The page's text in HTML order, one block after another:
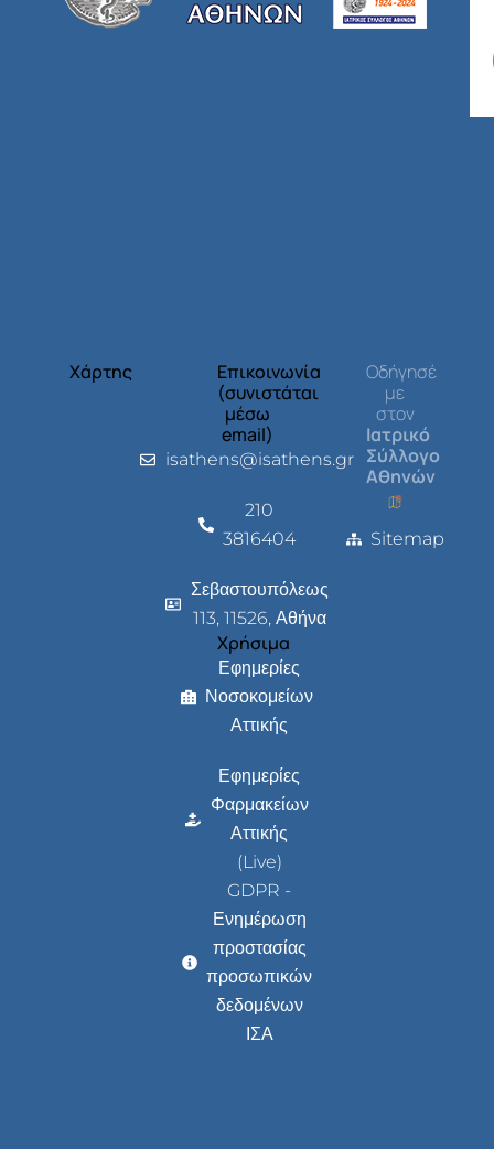
Χάρτης
Επικοινωνία
(συνιστάται
μέσω
email)
isathens@isathens.gr
210
3816404
Σεβαστουπόλεως
113, 11526, Αθήνα
Χρήσιμα
Εφημερίες
Νοσοκομείων
Αττικής
Εφημερίες
Φαρμακείων
Αττικής
(Live)
GDPR -
Ενημέρωση
προστασίας
προσωπικών
δεδομένων
ΙΣΑ
Οδήγησέ
με
στον
Ιατρικό
Σύλλογο
Αθηνών
Sitemap